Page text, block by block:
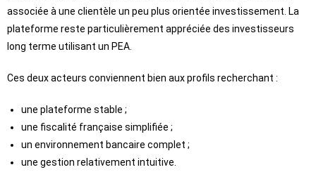
associée à une clientèle un peu plus orientée investissement. La
plateforme reste particulièrement appréciée des investisseurs
long terme utilisant un PEA.
Ces deux acteurs conviennent bien aux profils recherchant :
une plateforme stable ;
une fiscalité française simplifiée ;
un environnement bancaire complet ;
une gestion relativement intuitive.